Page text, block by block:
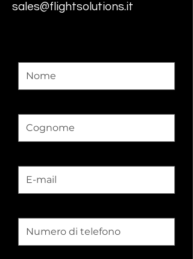
sales@flightsolutions.it